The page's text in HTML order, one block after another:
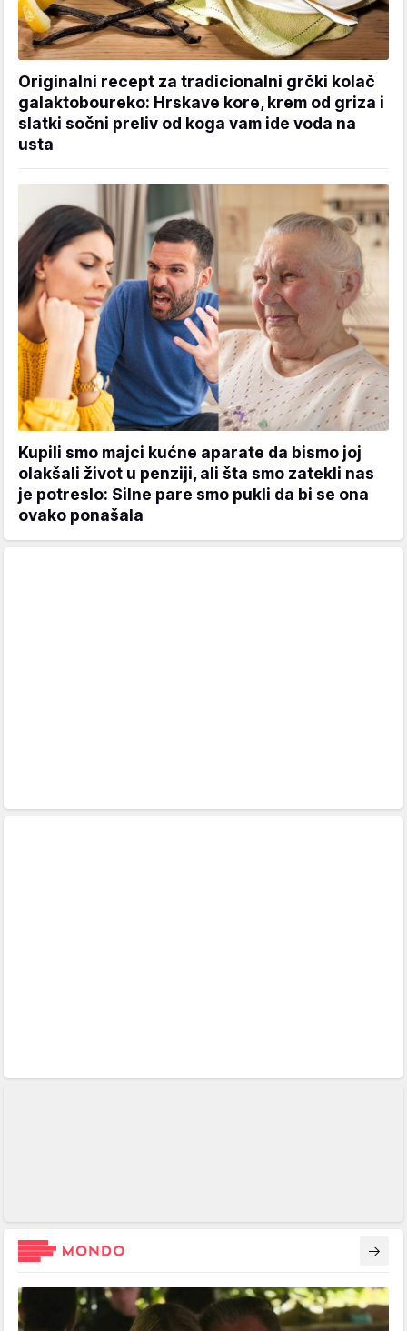
Originalni recept za tradicionalni grčki kolač
galaktoboureko: Hrskave kore, krem od griza i
slatki sočni preliv od koga vam ide voda na
usta
Kupili smo majci kućne aparate da bismo joj
olakšali život u penziji, ali šta smo zatekli nas
je potreslo: Silne pare smo pukli da bi se ona
ovako ponašala